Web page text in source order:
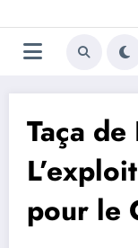
au
contenu
Taça
pour le